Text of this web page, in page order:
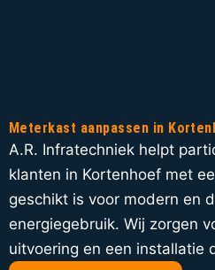
Meterkast aanpassen in
A.R. Infratechniek helpt
klanten in Kortenhoef met
geschikt is voor modern en
energiegebruik. Wij zorgen
uitvoering en een installatie